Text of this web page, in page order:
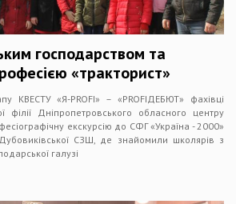
господарством та
«тракторист»
КВЕСТУ «Я-PROFI» – «PROFIДЕБЮТ» фахівці
філії Дніпропетровського обласного центру
екскурсію до СФГ «Україна - 2000»
СЗШ, де знайомили школярів з
галузі